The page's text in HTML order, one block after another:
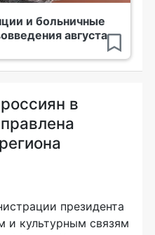
и больничные
августа
в
президента
и культурным связям